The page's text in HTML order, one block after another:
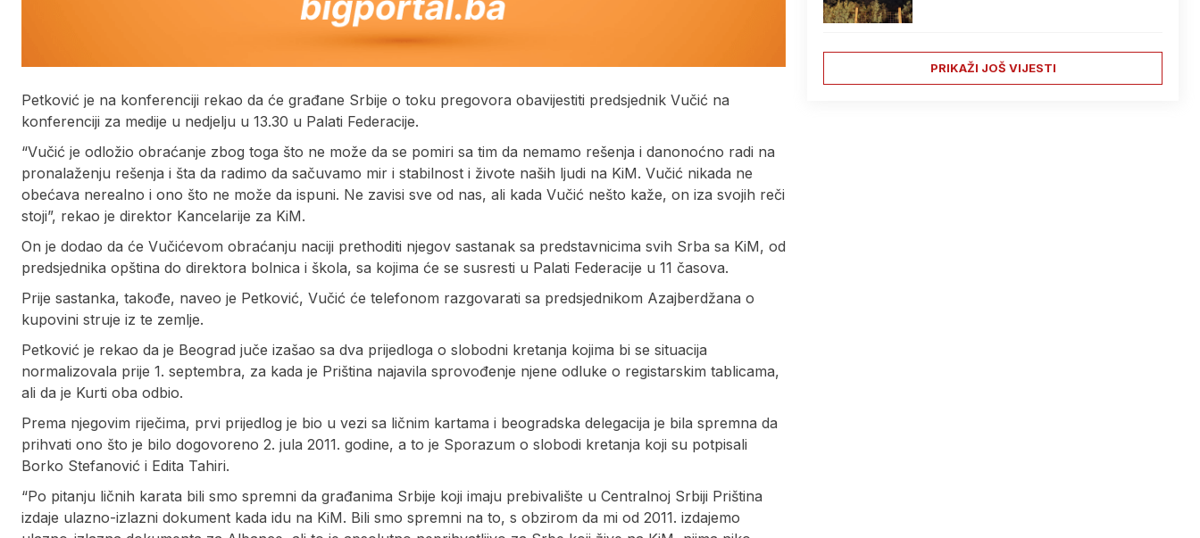
Petković je na konferenciji rekao da će građane Srbije o toku pregovora obavijestiti predsjednik Vučić na
konferenciji za medije u nedjelju u 13.30 u Palati Federacije.
“Vučić je odložio obraćanje zbog toga što ne može da se pomiri sa tim da nemamo rešenja i danonoćno radi na
pronalaženju rešenja i šta da radimo da sačuvamo mir i stabilnost i živote naših ljudi na KiM. Vučić nikada ne
obećava nerealno i ono što ne može da ispuni. Ne zavisi sve od nas, ali kada Vučić nešto kaže, on iza svojih reči
stoji”, rekao je direktor Kancelarije za KiM.
On je dodao da će Vučićevom obraćanju naciji prethoditi njegov sastanak sa predstavnicima svih Srba sa KiM, od
predsjednika opština do direktora bolnica i škola, sa kojima će se susresti u Palati Federacije u 11 časova.
Prije sastanka, takođe, naveo je Petković, Vučić će telefonom razgovarati sa predsjednikom Azajberdžana o
kupovini struje iz te zemlje.
Petković je rekao da je Beograd juče izašao sa dva prijedloga o slobodni kretanja kojima bi se situacija
normalizovala prije 1. septembra, za kada je Priština najavila sprovođenje njene odluke o registarskim tablicama,
ali da je Kurti oba odbio.
Prema njegovim riječima, prvi prijedlog je bio u vezi sa ličnim kartama i beogradska delegacija je bila spremna da
prihvati ono što je bilo dogovoreno 2. jula 2011. godine, a to je Sporazum o slobodi kretanja koji su potpisali
Borko Stefanović i Edita Tahiri.
“Po pitanju ličnih karata bili smo spremni da građanima Srbije koji imaju prebivalište u Centralnoj Srbiji Priština
izdaje ulazno-izlazni dokument kada idu na KiM. Bili smo spremni na to, s obzirom da mi od 2011. izdajemo
PRIKAŽI JOŠ VIJESTI